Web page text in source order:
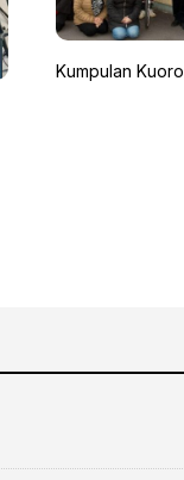
Kumpulan Kuoro